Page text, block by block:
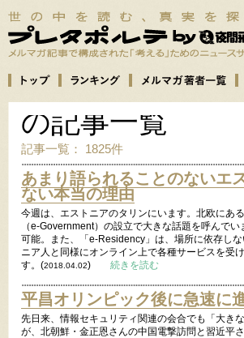
の記事一覧
記事一覧： 1825件
あまり語られることのないエ
ない本当の理由
今週は、エストニアのタリンにいます。北欧にあ
（e-Government）の設立で大きな話題を呼んで
可能。また、「e-Residency」は、場所に依存し
ニア人と同様にオンライン上で各種サービスを受
す。(2018.04.02) 続きを読む
平昌オリンピック後に急速に
先日来、情報セキュリティ関連の会合でも「大き
が、北朝鮮・金正恩さんの中国電撃訪問と習近平